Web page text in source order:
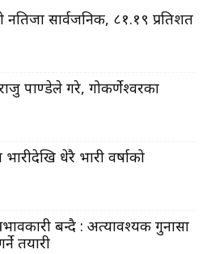
नतिजा सार्वजनिक, ८१.१९ प्रतिशत
पाण्डेले गरे, गोकर्णेश्वरका
धेरै भारी वर्षाको
बन्दै : अत्यावश्यक गुनासा
तयारी